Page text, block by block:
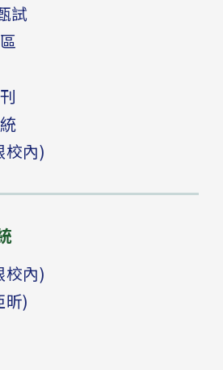
試
校內)
校內)
昕)